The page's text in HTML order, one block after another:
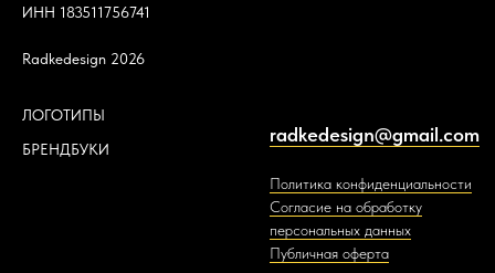
ИНН 183511756741
Radkedesign 2026
ЛОГОТИПЫ
БРЕНДБУКИ
radkedesign@gmail.com
Политика конфиденциальности
Согласие на обработку
персональных данных
Публичная оферта